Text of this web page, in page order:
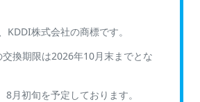
KDDI株式会社の商標です。
交換期限は2026年10月末までとな
8月初旬を予定しております。